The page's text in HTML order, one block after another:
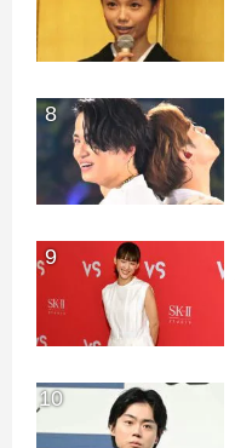
8
9
10